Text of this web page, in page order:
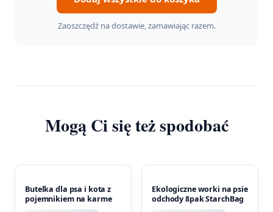
Zaoszczędź na dostawie, zamawiając razem.
Mogą Ci się też spodobać
PROMOCJA
Butelka dla psa i kota z
pojemnikiem na karme
Ekologiczne worki na psie
odchody 8pak StarchBag